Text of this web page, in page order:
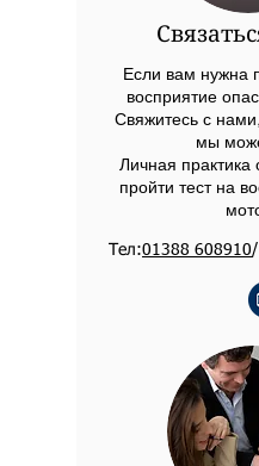
Если вам нужна
восприятие
Свяжитесь с
мы
Личная
пройти тест на
Тел:01388 608910/